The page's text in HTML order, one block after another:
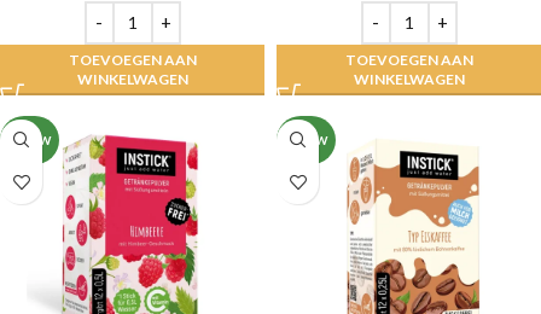
TOEVOEGEN AAN
WINKELWAGEN
TOEVOEGEN AAN
WINKELWAGEN
NIEUW NIEUW